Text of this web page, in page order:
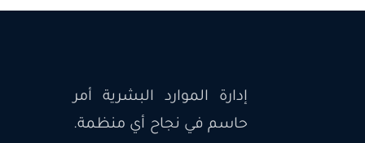
إدارة الموارد البشرية أمر
حاسم في نجاح أي منظمة.